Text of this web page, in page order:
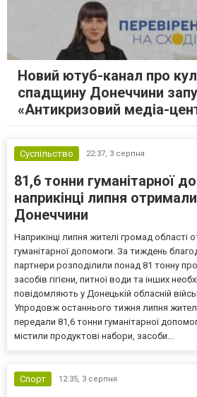
Новий ютуб-канал про
спадщину Донеччини
«Антикризовий медіа-
Суспільство 22:37, 3 серпня
81,6 тонни гуманітарної
наприкінці липня
Донеччини
Наприкінці липня жителі громад області
гуманітарної допомоги. За тиждень
партнери розподілили понад 81 тонну
засобів гігієни, питної води та інших
повідомляють у Донецькій обласній
Упродовж останнього тижня липня
передали 81,6 тонни гуманітарної
містили продуктові набори, засоби...
Спорт 12:35, 3 серпня